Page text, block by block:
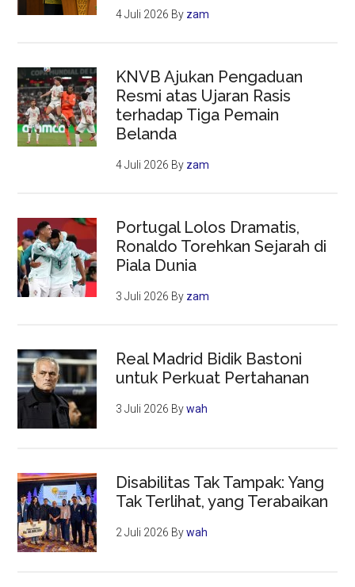
4 Juli 2026 By zam
KNVB Ajukan Pengaduan
Resmi atas Ujaran Rasis
terhadap Tiga Pemain
Belanda
4 Juli 2026 By zam
Portugal Lolos Dramatis,
Ronaldo Torehkan Sejarah di
Piala Dunia
3 Juli 2026 By zam
Real Madrid Bidik Bastoni
untuk Perkuat Pertahanan
3 Juli 2026 Bywah
Disabilitas Tak Tampak: Yang
Tak Terlihat, yang Terabaikan
2 Juli 2026 Bywah